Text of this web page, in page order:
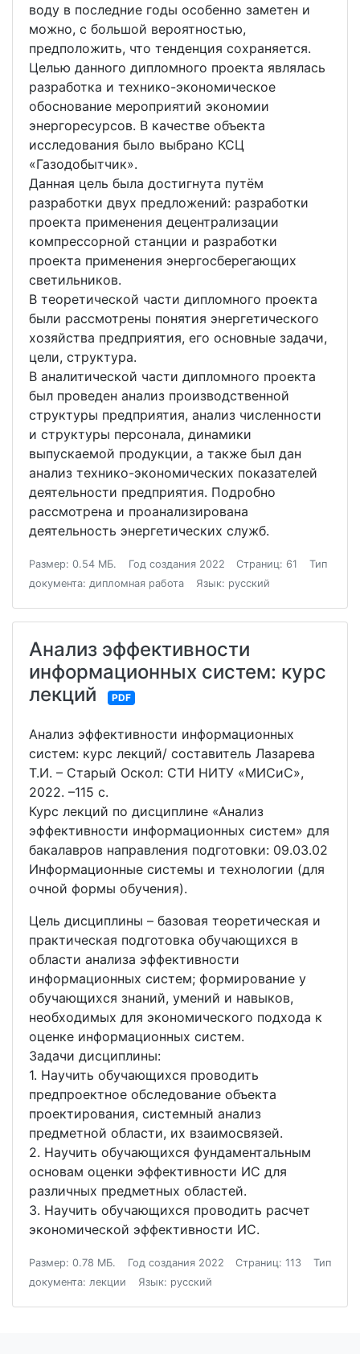
воду в последние годы особенно заметен и
можно, с большой вероятностью,
предположить, что тенденция сохраняется.
Целью данного дипломного проекта являлась
разработка и технико-экономическое
обоснование мероприятий экономии
энергоресурсов. В качестве объекта
исследования было выбрано КСЦ
«Газодобытчик».
Данная цель была достигнута путём
разработки двух предложений: разработки
проекта применения децентрализации
компрессорной станции и разработки
проекта применения энергосберегающих
светильников.
В теоретической части дипломного проекта
были рассмотрены понятия энергетического
хозяйства предприятия, его основные задачи,
цели, структура.
В аналитической части дипломного проекта
был проведен анализ производственной
структуры предприятия, анализ численности
и структуры персонала, динамики
выпускаемой продукции, а также был дан
анализ технико-экономических показателей
деятельности предприятия. Подробно
рассмотрена и проанализирована
деятельность энергетических служб.
Размер: 0.54 МБ. Год создания 2022 Страниц: 61
Тип
документа: дипломная работа
Язык: русский
Анализ эффективности
информационных систем: курс
лекций
PDF
Анализ эффективности информационных
систем: курс лекций/ составитель Лазарева
Т.И. – Старый Оскол: СТИ НИТУ «МИСиС»,
2022. –115 с.
Курс лекций по дисциплине «Анализ
эффективности информационных систем» для
бакалавров направления подготовки: 09.03.02
Информационные системы и технологии (для
очной формы обучения).
Цель дисциплины – базовая теоретическая и
практическая подготовка обучающихся в
области анализа эффективности
информационных систем; формирование у
обучающихся знаний, умений и навыков,
необходимых для экономического подхода к
оценке информационных систем.
Задачи дисциплины:
1. Научить обучающихся проводить
предпроектное обследование объекта
проектирования, системный анализ
предметной области, их взаимосвязей.
2. Научить обучающихся фундаментальным
основам оценки эффективности ИС для
различных предметных областей.
3. Научить обучающихся проводить расчет
экономической эффективности ИС.
Размер: 0.78 МБ. Год создания 2022 Страниц: 113
Тип
документа: лекции
Язык: русский